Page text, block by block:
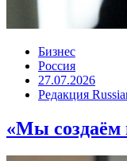
Бизнес
Россия
27.07.2026
Редакция
«Мы создаём